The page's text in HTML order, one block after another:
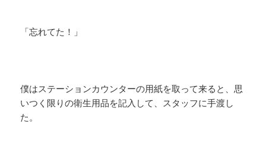
「忘れてた！」
僕はステーションカウンターの用紙を取って来ると、思
いつく限りの衛生用品を記入して、スタッフに手渡し
た。